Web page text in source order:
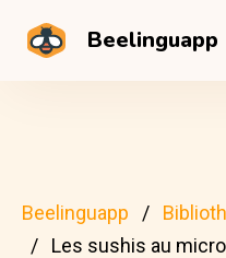
Beelinguapp
Beelinguapp
Les sushis au